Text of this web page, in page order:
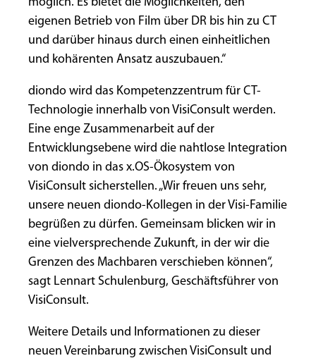
eigenen Betrieb von Film über DR bis hin zu CT
und darüber hinaus durch einen einheitlichen
und kohärenten Ansatz auszubauen.“
diondo wird das Kompetenzzentrum für CT-
Technologie innerhalb von VisiConsult werden.
Eine enge Zusammenarbeit auf der
Entwicklungsebene wird die nahtlose Integration
von diondo in das x.OS-Ökosystem von
VisiConsult sicherstellen. „Wir freuen uns sehr,
unsere neuen diondo-Kollegen in der Visi-Familie
begrüßen zu dürfen. Gemeinsam blicken wir in
eine vielversprechende Zukunft, in der wir die
Grenzen des Machbaren verschieben können“,
sagt Lennart Schulenburg, Geschäftsführer von
VisiConsult.
Weitere Details und Informationen zu dieser
neuen Vereinbarung zwischen VisiConsult und